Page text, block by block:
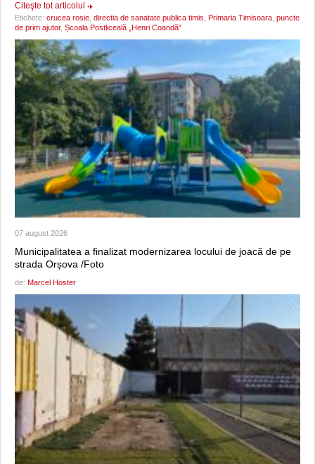
Citeşte tot articolul
Etichete: crucea rosie directia de sanatate publica timis Primaria Timisoara puncte
de prim ajutor, Școala Postliceală „Henri Coandă”
07 august 2026
Municipalitatea a finalizat modernizarea locului de joacă de pe
strada Orșova /Foto
de: Marcel Hoster